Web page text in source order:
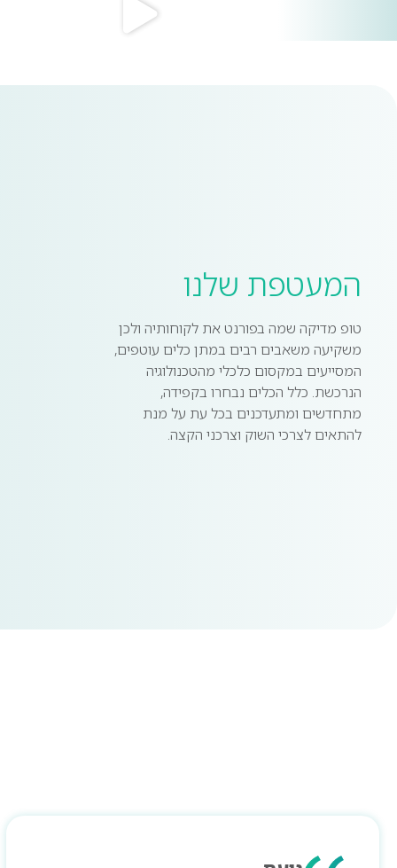
המעטפת שלנו
טופ מדיקה שמה בפורנט את לקוחותיה ולכן
משקיעה משאבים רבים במתן כלים עוטפים,
המסייעים במקסום כלכלי מהטכנולוגיה
הנרכשת. כלל הכלים נבחרו בקפידה,
מתחדשים ומתעדכנים בכל עת על מנת
להתאים לצרכי השוק וצרכני הקצה.